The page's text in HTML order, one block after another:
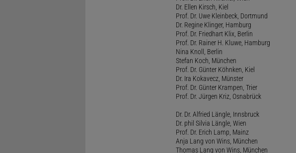
Dr. Ellen Kirsch, Kiel
Prof. Dr. Uwe Kleinbeck, Dortmund
Dr. Regine Klinger, Hamburg
Prof. Dr. Friedhart Klix, Berlin
Prof. Dr. Rainer H. Kluwe, Hamburg
Nina Knoll, Berlin
Stefan Koch, München
Prof. Dr. Günter Köhnken, Kiel
Dr. Ira Kokavecz, Münster
Prof. Dr. Günter Krampen, Trier
Prof. Dr. Jürgen Kriz, Osnabrück
Dr. Dr. Alfried Längle, Innsbruck
Dr. phil Silvia Längle, Wien
Prof. Dr. Erich Lamp, Mainz
Anja Lang von Wins, München
Thomas Lang von Wins, München